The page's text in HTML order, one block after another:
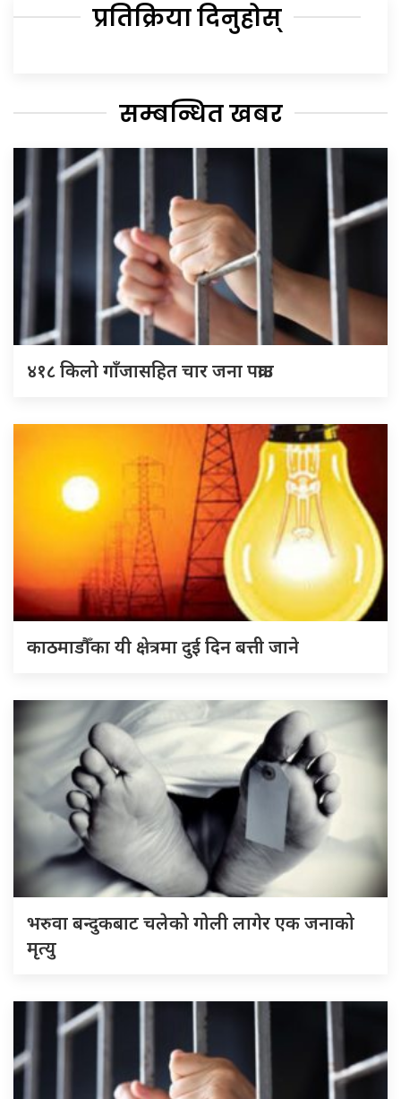
प्रतिक्रिया दिनुहोस्
सम्बन्धित खबर
४१८ किलो गाँजासहित चार जना पक्राउ
काठमाडौँका यी क्षेत्रमा दुई दिन बत्ती जाने
भरुवा बन्दुकबाट चलेको गोली लागेर एक जनाको
मृत्यु